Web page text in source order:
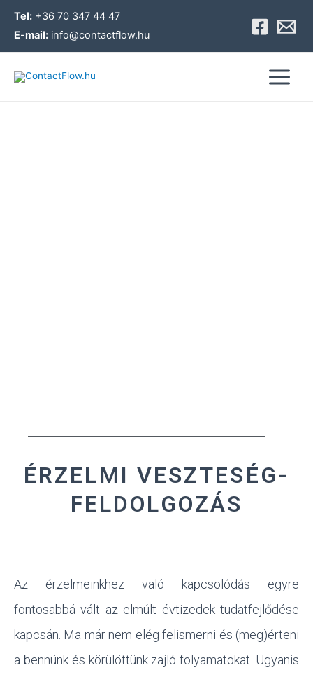
Tel: +36 70 347 44 47
E-mail: info@contactflow.hu
Main
ÉRZELMI VESZTESÉG-
FELDOLGOZÁS
Az érzelmeinkhez való kapcsolódás egyre
fontosabbá vált az elmúlt évtizedek tudatfejlődése
kapcsán. Ma már nem elég felismerni és (meg)érteni
a bennünk és körülöttünk zajló folyamatokat. Ugyanis